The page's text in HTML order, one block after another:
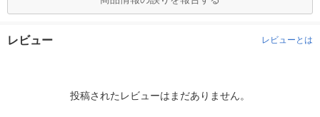
レビュー レビューとは
投稿されたレビューはまだありません。